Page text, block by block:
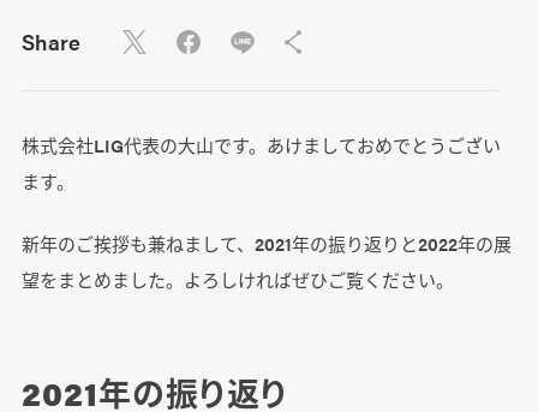
Share
株式会社LIG代表の大山です。あけましておめでとうござい
ます。
新年のご挨拶も兼ねまして、2021年の振り返りと2022年の展
望をまとめました。よろしければぜひご覧ください。
2021年の振り返り